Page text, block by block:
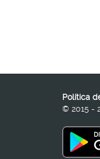
Política
© 2015 -